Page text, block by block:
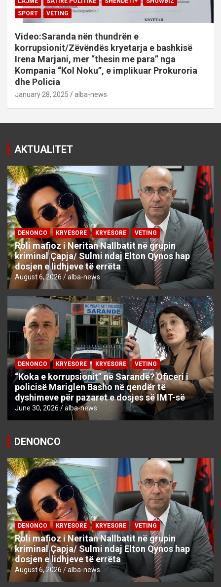
SPORT
VETING
Video:Saranda nën thundrën e
korrupsionit/Zëvëndës kryetarja e bashkisë
Irena Marjani, mer “thesin me para” nga
Kompania “Kol Noku”, e implikuar Prokuroria
dhe Policia
January 28, 2025 alba-news
AKTUALITET
DENONCO KRYESORE KRYESORE VETING
Roli mafioz i Neritan Nallbatit në grupin
kriminal Çapja/ Sulmi ndaj Elton Qynos hap
dosjen e lidhjeve të errëta
August 6, 2026 alba-news
DENONCO KRYESORE KRYESORE VETING
“Koka e korrupsionit” në Sarandë? Oficeri i
policisë Mariglen Basho në qendër të
dyshimeve për pazaret e dosjes së IMT-së
June 30, 2026 alba-news
DENONCO
DENONCO KRYESORE KRYESORE VETING
Roli mafioz i Neritan Nallbatit në grupin
kriminal Çapja/ Sulmi ndaj Elton Qynos hap
dosjen e lidhjeve të errëta
August 6, 2026 alba-news